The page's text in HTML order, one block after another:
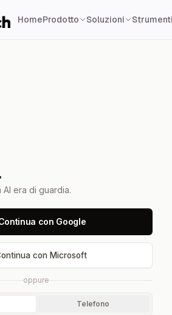
HomeProdotto Soluzioni
era di guardia.
con Google
con Microsoft
oppure
Telefono